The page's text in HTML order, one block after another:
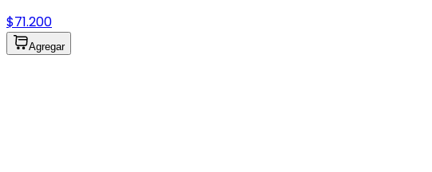
$71.200
Agregar